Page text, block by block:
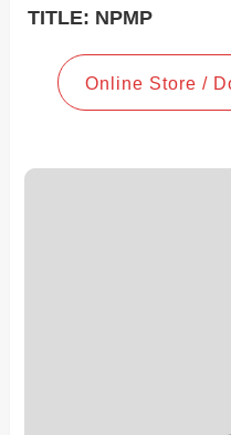
TITLE: NPMP
Online Store /